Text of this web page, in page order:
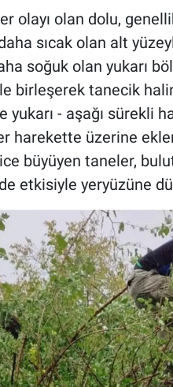
olayı olan dolu,
sıcak olan alt
soğuk olan yukarı
birleşerek tanecik
yukarı - aşağı sürekli
harekette üzerine
büyüyen taneler,
etkisiyle yeryüzüne